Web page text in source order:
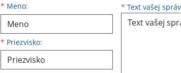
* Meno:
Meno
* Priezvisko:
Priezvisko
E-mailová adresa * Text vašej